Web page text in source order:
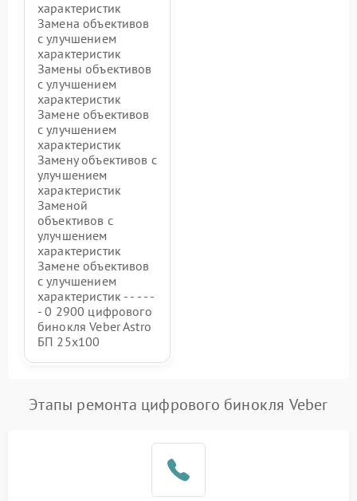
характеристик
Замена объективов
с улучшением
характеристик
Замены объективов
с улучшением
характеристик
Замене объективов
с улучшением
характеристик
Замену объективов с
улучшением
характеристик
Заменой
объективов с
улучшением
характеристик
Замене объективов
с улучшением
характеристик - - - - -
- 0 2900 цифрового
бинокля Veber Astro
БП 25x100
Этапы ремонта цифрового бинокля Veber